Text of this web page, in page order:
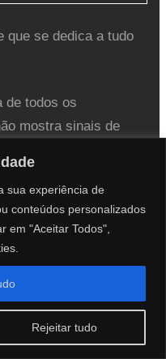
sua experiência de
conteúdos personalizados
em "Aceitar Todos",
Rejeitar tudo
que se dedica a tudo
de todos os
mostra sinais de
se á equipa.
Discord Twitch